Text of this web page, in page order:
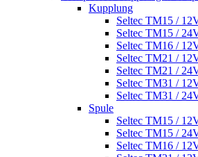
Kupplung
Seltec TM15 /
Seltec TM15 /
Seltec TM16 /
Seltec TM21 /
Seltec TM21 /
Seltec TM31 /
Seltec TM31 /
Spule
Seltec TM15 /
Seltec TM15 /
Seltec TM16 /